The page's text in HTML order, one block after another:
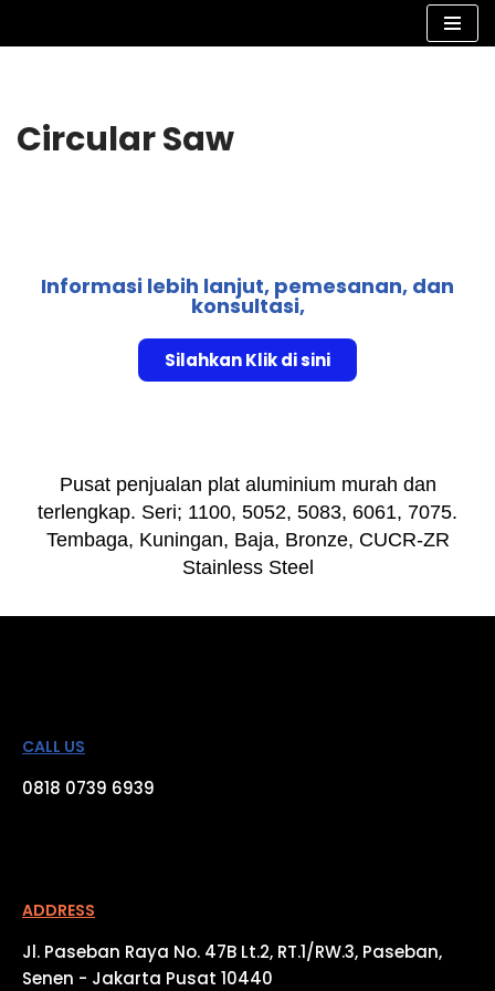
Circular Saw
Informasi lebih lanjut, pemesanan, dan
konsultasi,
Silahkan Klik di sini
Pusat penjualan plat aluminium murah dan
terlengkap. Seri; 1100, 5052, 5083, 6061, 7075.
Tembaga, Kuningan, Baja, Bronze, CUCR-ZR
Stainless Steel
CALL US
0818 0739 6939
ADDRESS​
Jl. Paseban Raya No. 47B Lt.2, RT.1/RW.3, Paseban,
Senen - Jakarta Pusat 10440